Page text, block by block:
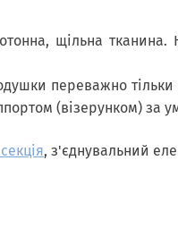
щільна
переважно
(візерунком) за
, з'єднувальний